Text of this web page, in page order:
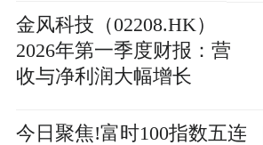
金风科技（02208.HK）
2026年第一季度财报：营
收与净利润大幅增长
今日聚焦!富时100指数五连